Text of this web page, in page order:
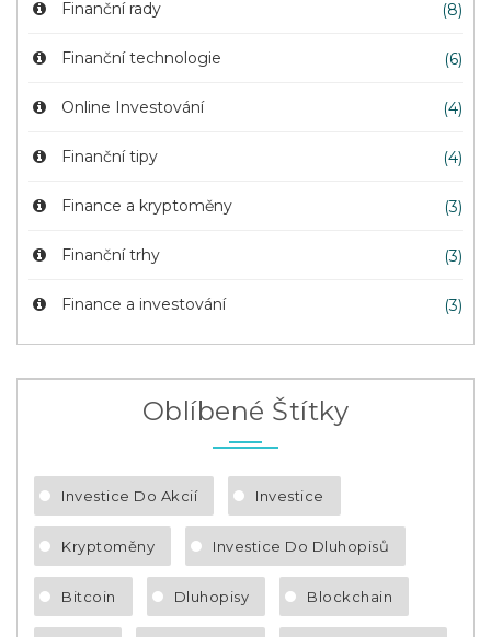
Finanční rady (8)
Finanční technologie (6)
Online Investování (4)
Finanční tipy (4)
Finance a kryptoměny (3)
Finanční trhy (3)
Finance a investování (3)
Oblíbené Štítky
Investice Do Akcií Investice
Kryptoměny Investice Do Dluhopisů
Bitcoin Dluhopisy Blockchain